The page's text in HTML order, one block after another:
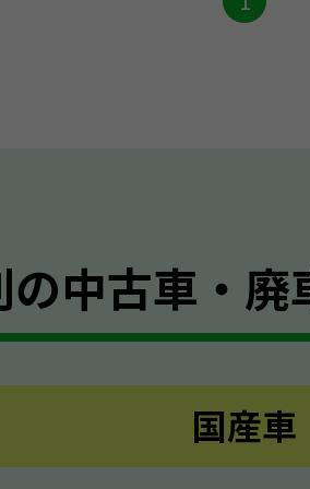
中古車・
国産車